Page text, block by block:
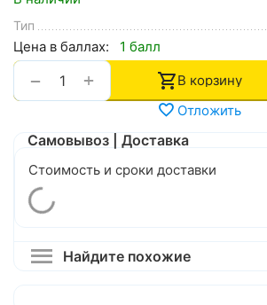
Тип
Цена в баллах: 1 балл
+
−
В корзину
Отложить
Самовывоз | Доставка
Стоимость и сроки доставки
Найдите похожие